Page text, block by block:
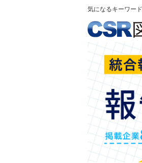
気になるキーワー